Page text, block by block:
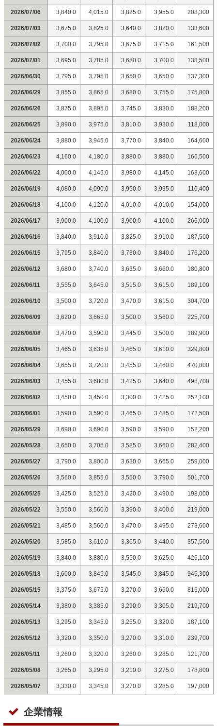
2026/07/06 3,840.0 4,015.0 3,825.0 3,955.0 208,300
2026/07/03 3,675.0 3,825.0 3,640.0 3,820.0 133,600
2026/07/02 3,700.0 3,795.0 3,675.0 3,715.0 161,500
2026/07/01 3,695.0 3,785.0 3,680.0 3,700.0 138,500
2026/06/30 3,795.0 3,795.0 3,650.0 3,650.0 137,300
2026/06/29 3,855.0 3,865.0 3,680.0 3,755.0 175,800
2026/06/26 3,875.0 3,895.0 3,745.0 3,830.0 188,200
2026/06/25 3,890.0 3,975.0 3,810.0 3,930.0 118,000
2026/06/24 3,880.0 3,945.0 3,770.0 3,840.0 164,600
2026/06/23 4,160.0 4,180.0 3,880.0 3,880.0 166,500
2026/06/22 4,000.0 4,145.0 3,980.0 4,145.0 163,600
2026/06/19 4,080.0 4,090.0 3,950.0 3,995.0 110,400
2026/06/18 4,100.0 4,120.0 4,010.0 4,010.0 154,000
2026/06/17 3,900.0 4,100.0 3,900.0 4,100.0 266,000
2026/06/16 3,840.0 3,910.0 3,825.0 3,910.0 187,500
2026/06/15 3,795.0 3,840.0 3,730.0 3,840.0 176,200
2026/06/12 3,680.0 3,740.0 3,635.0 3,660.0 180,800
2026/06/11 3,555.0 3,645.0 3,515.0 3,615.0 189,100
2026/06/10 3,500.0 3,720.0 3,470.0 3,615.0 304,700
2026/06/09 3,620.0 3,665.0 3,500.0 3,560.0 225,700
2026/06/08 3,470.0 3,590.0 3,445.0 3,500.0 189,900
2026/06/05 3,465.0 3,635.0 3,465.0 3,610.0 329,800
2026/06/04 3,655.0 3,720.0 3,455.0 3,460.0 470,800
2026/06/03 3,455.0 3,680.0 3,425.0 3,640.0 498,700
2026/06/02 3,450.0 3,450.0 3,300.0 3,425.0 252,100
2026/06/01 3,590.0 3,590.0 3,465.0 3,485.0 172,500
2026/05/29 3,690.0 3,690.0 3,590.0 3,590.0 152,200
2026/05/28 3,650.0 3,705.0 3,585.0 3,660.0 282,400
2026/05/27 3,790.0 3,800.0 3,630.0 3,665.0 259,000
2026/05/26 3,560.0 3,855.0 3,550.0 3,790.0 501,700
2026/05/25 3,425.0 3,525.0 3,420.0 3,490.0 198,000
2026/05/22 3,550.0 3,560.0 3,390.0 3,400.0 219,000
2026/05/21 3,485.0 3,560.0 3,470.0 3,495.0 273,600
2026/05/20 3,585.0 3,610.0 3,365.0 3,440.0 357,500
2026/05/19 3,840.0 3,880.0 3,550.0 3,625.0 426,100
2026/05/18 3,600.0 3,845.0 3,545.0 3,845.0 945,300
2026/05/15 3,375.0 3,675.0 3,270.0 3,660.0 816,000
2026/05/14 3,380.0 3,385.0 3,290.0 3,305.0 219,700
2026/05/13 3,295.0 3,345.0 3,255.0 3,320.0 187,100
2026/05/12 3,320.0 3,350.0 3,270.0 3,310.0 239,700
2026/05/11 3,260.0 3,320.0 3,260.0 3,285.0 121,700
2026/05/08 3,265.0 3,295.0 3,210.0 3,275.0 178,800
2026/05/07 3,330.0 3,345.0 3,270.0 3,285.0 197,000
企業情報